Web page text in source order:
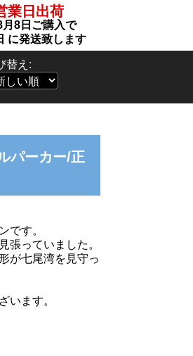
業日出荷
月8日 ご購入で
に発送致します
替え:
パーカー/正
です。
張っていました。
が七尾湾を見守っ
います。